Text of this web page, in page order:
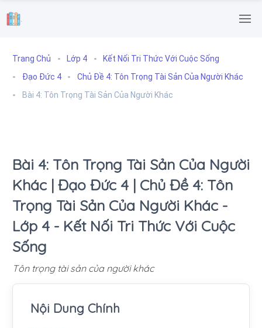
.
Trang Chủ Lớp 4
Kết Nối Tri Thức Với Cuộc Sống
Đạo Đức 4
Chủ Đề 4: Tôn Trọng Tài Sản Của Người Khác
Bài 4: Tôn Trọng Tài Sản Của Người Khác
Bài 4: Tôn Trọng Tài Sản Của Người
Khác | Đạo Đức 4 | Chủ Đề 4: Tôn
Trọng Tài Sản Của Người Khác -
Lớp 4 - Kết Nối Tri Thức Với Cuộc
Sống
Tôn trọng tài sản của người khác
Nội Dung Chính